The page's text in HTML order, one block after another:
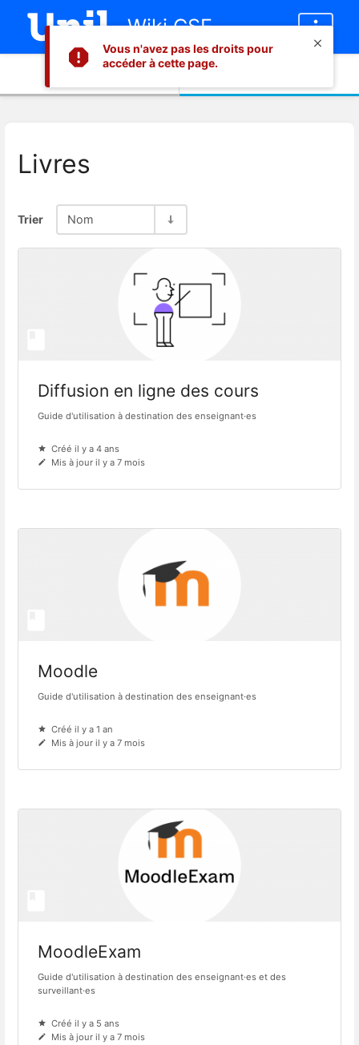
Vous n'avez pas les droits pour
accéder à cette page.
Wiki CSE
Livres
Trier Nom
Diffusion en ligne des cours
Guide d'utilisation à destination des enseignant·es
Créé il y a 4 ans
Mis à jour il y a 7 mois
Moodle
Guide d'utilisation à destination des enseignant·es
Créé il y a 1 an
Mis à jour il y a 7 mois
MoodleExam
Guide d'utilisation à destination des enseignant·es et des
surveillant·es
Créé il y a 5 ans
Mis à jour il y a 7 mois